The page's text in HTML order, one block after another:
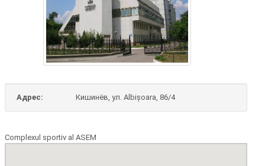
Адрес: Кишинёв, ул. Albișoara, 86/4
Complexul sportiv al ASEM